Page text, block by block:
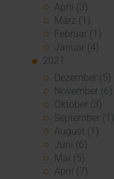
April (3)
März (1)
Februar (1)
Januar (4)
2021
Dezember (5)
November (6)
Oktober (3)
September (1)
August (1)
Juni (6)
Mai (5)
April (7)